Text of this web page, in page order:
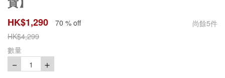
HK$1,290 70 % off 尚餘5件
HK$4,299
數量
－ 1 ＋